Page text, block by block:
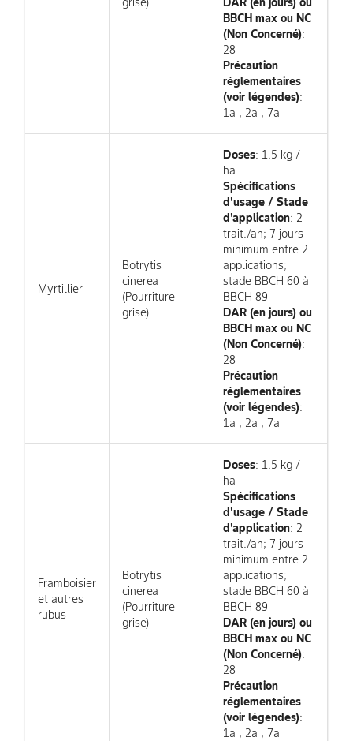
BBCH max ou NC
(Non Concerné):
28
Précaution
réglementaires
(voir légendes):
1a , 2a , 7a
Myrtillier
Botrytis
cinerea
(Pourriture
grise)
Doses: 1.5 kg /
ha
Spécifications
d'usage / Stade
d'application: 2
trait./an; 7 jours
minimum entre 2
applications;
stade BBCH 60 à
BBCH 89
DAR (en jours) ou
BBCH max ou NC
(Non Concerné):
28
Précaution
réglementaires
(voir légendes):
1a , 2a , 7a
Framboisier
et autres
rubus
Botrytis
cinerea
(Pourriture
grise)
Doses: 1.5 kg /
ha
Spécifications
d'usage / Stade
d'application: 2
trait./an; 7 jours
minimum entre 2
applications;
stade BBCH 60 à
BBCH 89
DAR (en jours) ou
BBCH max ou NC
(Non Concerné):
28
Précaution
réglementaires
(voir légendes):
1a , 2a , 7a